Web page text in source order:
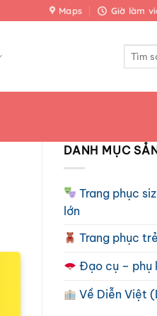
Maps Giờ làm
Tìm
DANH MỤC
Trang phục
lớn
Trang phục
Đạo cụ – phụ
Về Diễn Việt